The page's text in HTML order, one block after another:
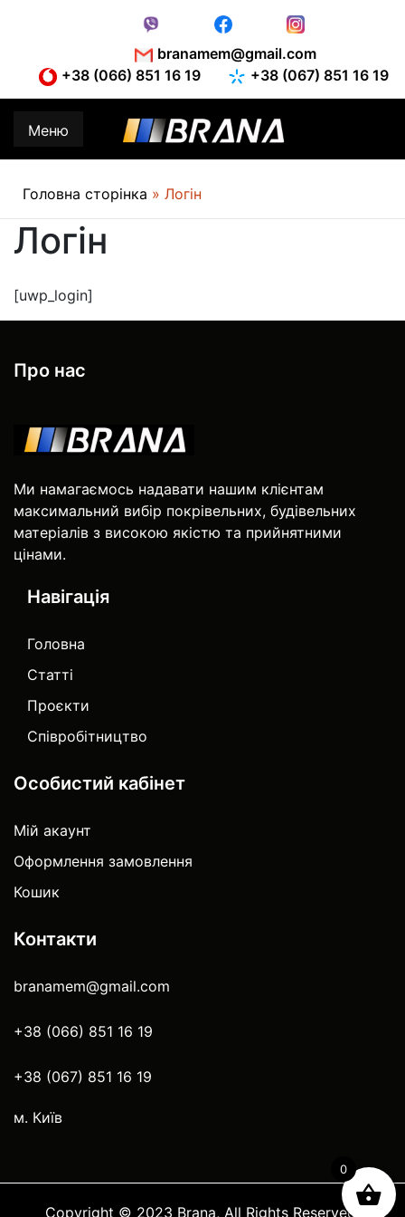
+38 (066) 851 16 19
+38 (067) 851 16 19
branamem@gmail.com
Меню
Головна сторінка » Логін
Логін
[uwp_login]
Про нас
Ми намагаємось надавати нашим клієнтам
максимальний вибір покрівельних, будівельних
матеріалів з високою якістю та прийнятними
цінами.
Навігація
Головна
Статті
Проєкти
Співробітництво
Особистий кабінет
Мій акаунт
Оформлення замовлення
Кошик
Контакти
branamem@gmail.com
+38 (066) 851 16 19
+38 (067) 851 16 19
м. Київ
Copyright © 2023 Brana, All Rights Reserved.
0